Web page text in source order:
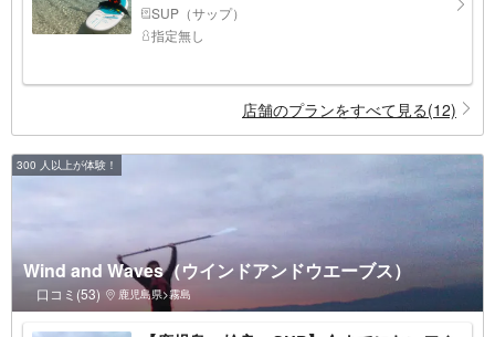
SUP（サップ）
指定無し
店舗のプランをすべて見る(12)
300 人以上が体験！
Wind and Waves（ウインドアンドウエーブス）
口コミ(53) 鹿児島県>霧島